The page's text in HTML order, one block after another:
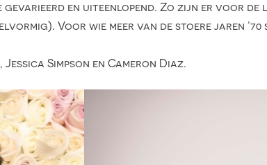
en uiteenlopend. Zo zijn er voor de
Voor wie meer van de stoere jaren
Simpson en Cameron Diaz.